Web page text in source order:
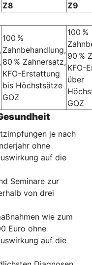
Z8
Z9
100 %
Zahnbehandlung,
80 % Zahnersatz,
KFO-Erstattung
bis Höchstsätze
GOZ
100 %
90 %
KFO-
über
GOZ
je nach
ohne
auf die
Seminare zur
von drei
wie zum
Euro ohne
auf die